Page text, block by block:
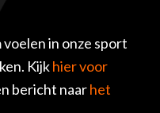
in onze sport
Kijkhier voor
bericht naarhet